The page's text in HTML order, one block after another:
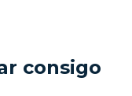
consigo